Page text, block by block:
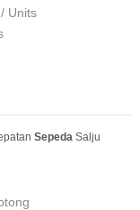
/ Units
Sepeda Salju